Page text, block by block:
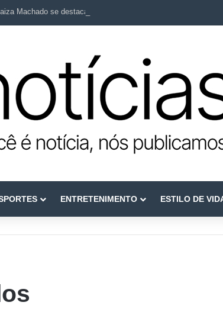
Machado se destaca como referência em terapia capilar e
ENTRETENIMENTO ESTILO DE